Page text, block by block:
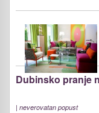
Dubinsko pranje
| neverovatan popust